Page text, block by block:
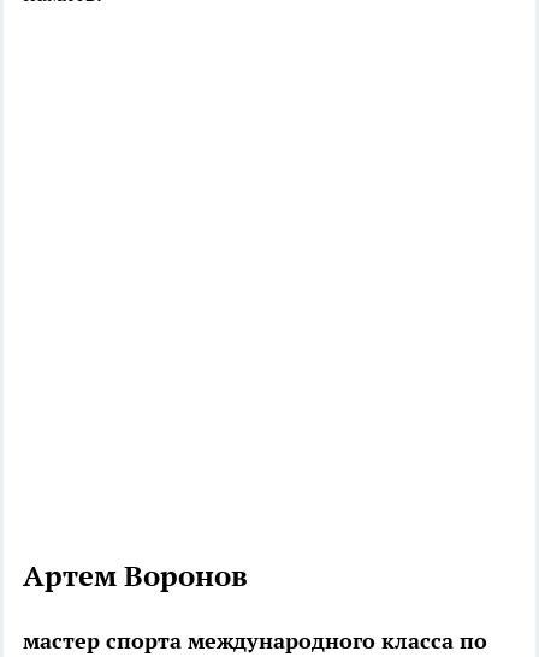
Артем Воронов
мастер спорта международного класса по